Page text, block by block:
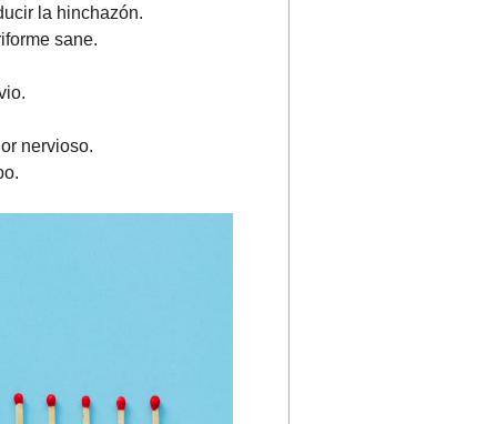
la hinchazón.
sane.
nervioso.